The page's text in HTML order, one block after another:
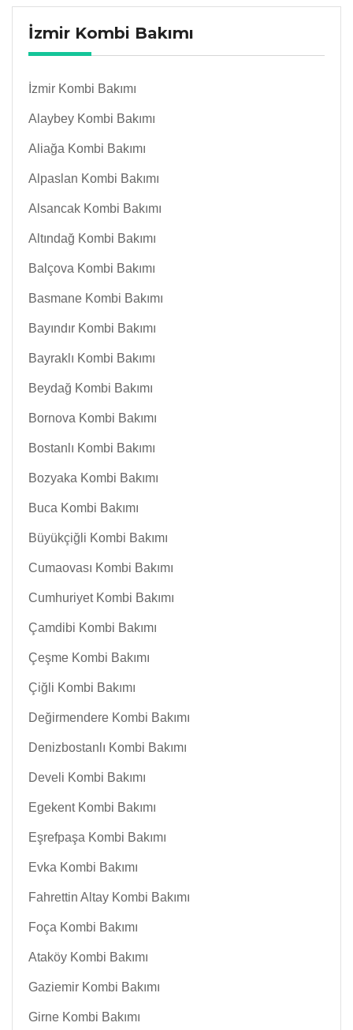
İzmir Kombi Bakımı
İzmir Kombi Bakımı
Alaybey Kombi Bakımı
Aliağa Kombi Bakımı
Alpaslan Kombi Bakımı
Alsancak Kombi Bakımı
Altındağ Kombi Bakımı
Balçova Kombi Bakımı
Basmane Kombi Bakımı
Bayındır Kombi Bakımı
Bayraklı Kombi Bakımı
Beydağ Kombi Bakımı
Bornova Kombi Bakımı
Bostanlı Kombi Bakımı
Bozyaka Kombi Bakımı
Buca Kombi Bakımı
Büyükçiğli Kombi Bakımı
Cumaovası Kombi Bakımı
Cumhuriyet Kombi Bakımı
Çamdibi Kombi Bakımı
Çeşme Kombi Bakımı
Çiğli Kombi Bakımı
Değirmendere Kombi Bakımı
Denizbostanlı Kombi Bakımı
Develi Kombi Bakımı
Egekent Kombi Bakımı
Eşrefpaşa Kombi Bakımı
Evka Kombi Bakımı
Fahrettin Altay Kombi Bakımı
Foça Kombi Bakımı
Ataköy Kombi Bakımı
Gaziemir Kombi Bakımı
Girne Kombi Bakımı